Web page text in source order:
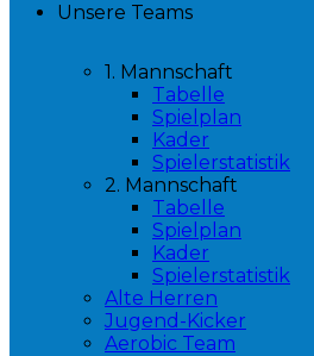
Unsere Teams
1. Mannschaft
Tabelle
Spielplan
Kader
Spielerstatistik
2. Mannschaft
Tabelle
Spielplan
Kader
Spielerstatistik
Alte Herren
Jugend-Kicker
Aerobic Team